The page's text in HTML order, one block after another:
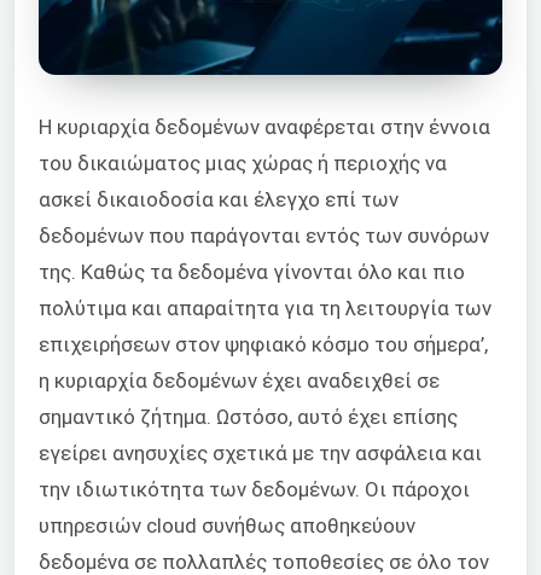
Η κυριαρχία δεδομένων αναφέρεται στην έννοια
του δικαιώματος μιας χώρας ή περιοχής να
ασκεί δικαιοδοσία και έλεγχο επί των
δεδομένων που παράγονται εντός των συνόρων
της. Καθώς τα δεδομένα γίνονται όλο και πιο
πολύτιμα και απαραίτητα για τη λειτουργία των
επιχειρήσεων στον ψηφιακό κόσμο του σήμερα’,
η κυριαρχία δεδομένων έχει αναδειχθεί σε
σημαντικό ζήτημα. Ωστόσο, αυτό έχει επίσης
εγείρει ανησυχίες σχετικά με την ασφάλεια και
την ιδιωτικότητα των δεδομένων. Οι πάροχοι
υπηρεσιών cloud συνήθως αποθηκεύουν
δεδομένα σε πολλαπλές τοποθεσίες σε όλο τον